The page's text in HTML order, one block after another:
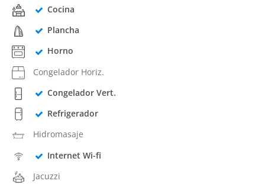
Cocina
Plancha
Horno
Congelador Horiz.
Congelador Vert.
Refrigerador
Hidromasaje
Internet Wi-fi
Jacuzzi